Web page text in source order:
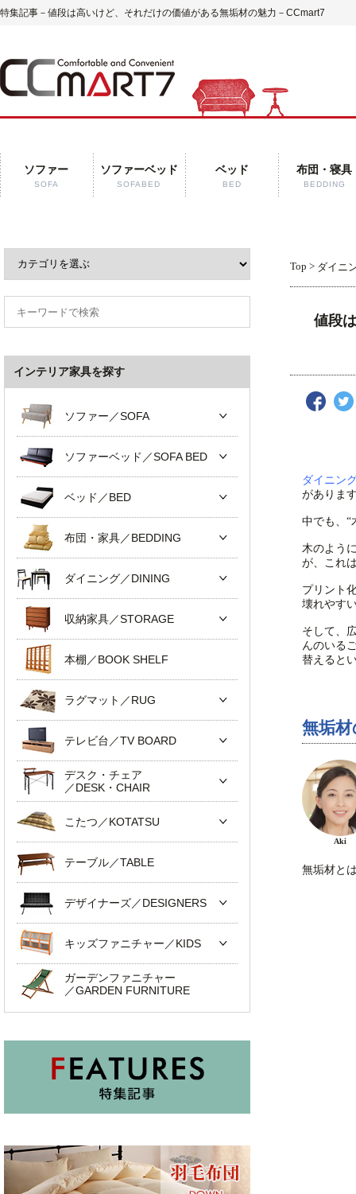
特集記事－値段は高いけど、それだけの価値がある無垢材の魅力－CCmart7
ソファー
SOFA
ソファーベッド
SOFABED
ベッド
BED
布団・寝具
BEDDING
Top > ダイニ
値段
ダイニン
がありま
中でも、“
木のよう
が、これ
プリント
壊れやす
そして、
んのいる
替えると
無垢
Aki
無垢材と
インテリア家具を探す
ソファー／SOFA
ソファーベッド／SOFA BED
ベッド／BED
布団・家具／BEDDING
ダイニング／DINING
収納家具／STORAGE
本棚／BOOK SHELF
ラグマット／RUG
テレビ台／TV BOARD
デスク・チェア
／DESK・CHAIR
こたつ／KOTATSU
テーブル／TABLE
デザイナーズ／DESIGNERS
キッズファニチャー／KIDS
ガーデンファニチャー
／GARDEN FURNITURE